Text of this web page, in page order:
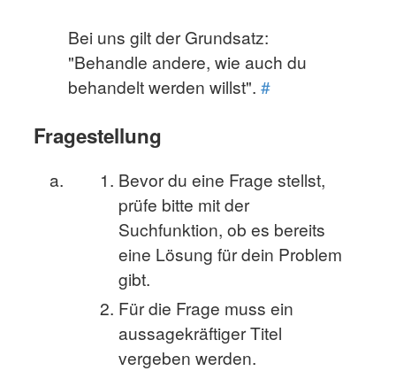
Bei uns gilt der Grundsatz:
"Behandle andere, wie auch du
behandelt werden willst". #
Fragestellung
Bevor du eine Frage stellst,
prüfe bitte mit der
Suchfunktion, ob es bereits
eine Lösung für dein Problem
gibt.
Für die Frage muss ein
aussagekräftiger Titel
vergeben werden.